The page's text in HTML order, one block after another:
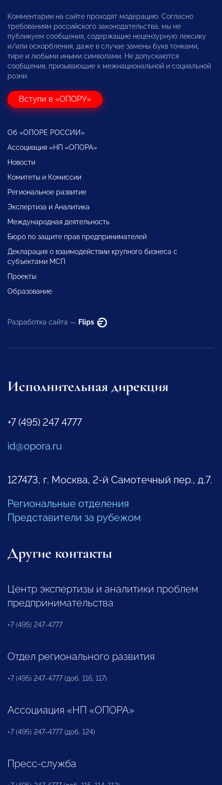
Комментарии на сайте проходят модерацию. Согласно
требованиям российского законодательства, мы не
публикуем сообщения, содержащие нецензурную лексику
и/или оскорбления, даже в случае замены букв точками,
тире и любыми иными символами. Не допускаются
сообщения, призывающие к межнациональной и социальной
розни.
Вступи в «ОПОРУ»
Об «ОПОРЕ РОССИИ»
Ассоциация «НП «ОПОРА»
Новости
Комитеты и Комиссии
Региональное развитие
Экспертиза и Аналитика
Международная деятельность
Бюро по защите прав предпринимателей
Декларация о взаимодействии крупного бизнеса с
субъектами МСП
Проекты
Образование
Разработка сайта — Flips
Исполнительная дирекция
+7 (495) 247 4777
id@opora.ru
127473, г. Москва, 2-й Самотечный пер., д.7.
Региональные отделения
Представители за рубежом
Другие контакты
Центр экспертизы и аналитики проблем
предпринимательства
+7 (495) 247-4777
Отдел регионального развития
+7 (495) 247-4777 (доб. 116, 117)
Ассоциация «НП «ОПОРА»
+7 (495) 247-4777 (доб. 124)
Пресс-служба